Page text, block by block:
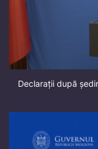
Declarații după